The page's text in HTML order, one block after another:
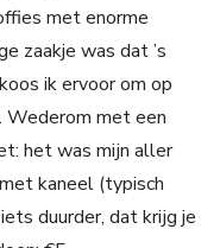
met enorme
zaakje was dat ’s
ik ervoor om op
Wederom met een
het was mijn aller
kaneel (typisch
duurder, dat krijg je